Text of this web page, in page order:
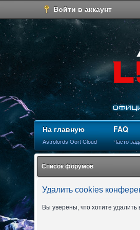
Войти в аккаунт
На главную
Astrolords Oort Cloud
FAQ
Часто
Список форумов
Удалить cookies
Вы уверены, что хотите